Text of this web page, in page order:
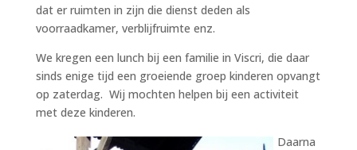
dat er ruimten in zijn die dienst deden als
voorraadkamer, verblijfruimte enz.
We kregen een lunch bij een familie in Viscri, die daar
sinds enige tijd een groeiende groep kinderen opvangt
op zaterdag. Wij mochten helpen bij een activiteit
met deze kinderen.
Daarna